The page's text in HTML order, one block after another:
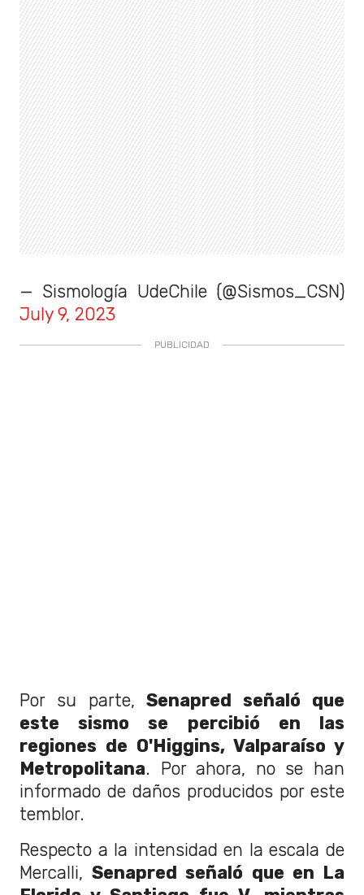
— Sismología UdeChile (@Sismos_CSN)
July 9, 2023
Por su parte, Senapred señaló que
este sismo se percibió en las
regiones de O'Higgins, Valparaíso y
Metropolitana. Por ahora, no se han
informado de daños producidos por este
temblor.
Respecto a la intensidad en la escala de
Mercalli,Senapred señaló que en La